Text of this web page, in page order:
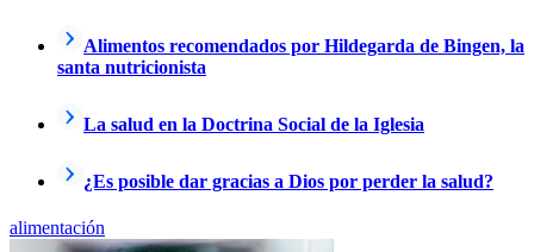
Alimentos recomendados por Hildegarda de Bingen, la
santa nutricionista
La salud en la Doctrina Social de la Iglesia
¿Es posible dar gracias a Dios por perder la salud?
alimentación